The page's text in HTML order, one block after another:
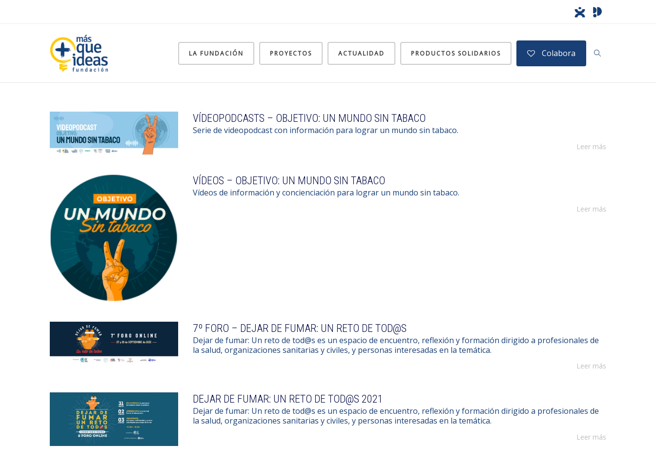
LA FUNDACIÓN PROYECTOS ACTUALIDAD PRODUCTOS SOLIDARIOS Colabora
VÍDEOPODCASTS – OBJETIVO: UN MUNDO SIN TABACO
Serie de videopodcast con información para lograr un mundo sin tabaco.
Leer más
VÍDEOS – OBJETIVO: UN MUNDO SIN TABACO
Vídeos de información y concienciación para lograr un mundo sin tabaco.
Leer más
7º FORO – DEJAR DE FUMAR: UN RETO DE TOD@S
Dejar de fumar: Un reto de tod@s es un espacio de encuentro, reflexión y formación dirigido a profesionales de
la salud, organizaciones sanitarias y civiles, y personas interesadas en la temática.
Leer más
DEJAR DE FUMAR: UN RETO DE TOD@S 2021
Dejar de fumar: Un reto de tod@s es un espacio de encuentro, reflexión y formación dirigido a profesionales de
la salud, organizaciones sanitarias y civiles, y personas interesadas en la temática.
Leer más